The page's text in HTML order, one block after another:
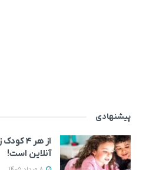
پیشنهادی
آنلاین است!